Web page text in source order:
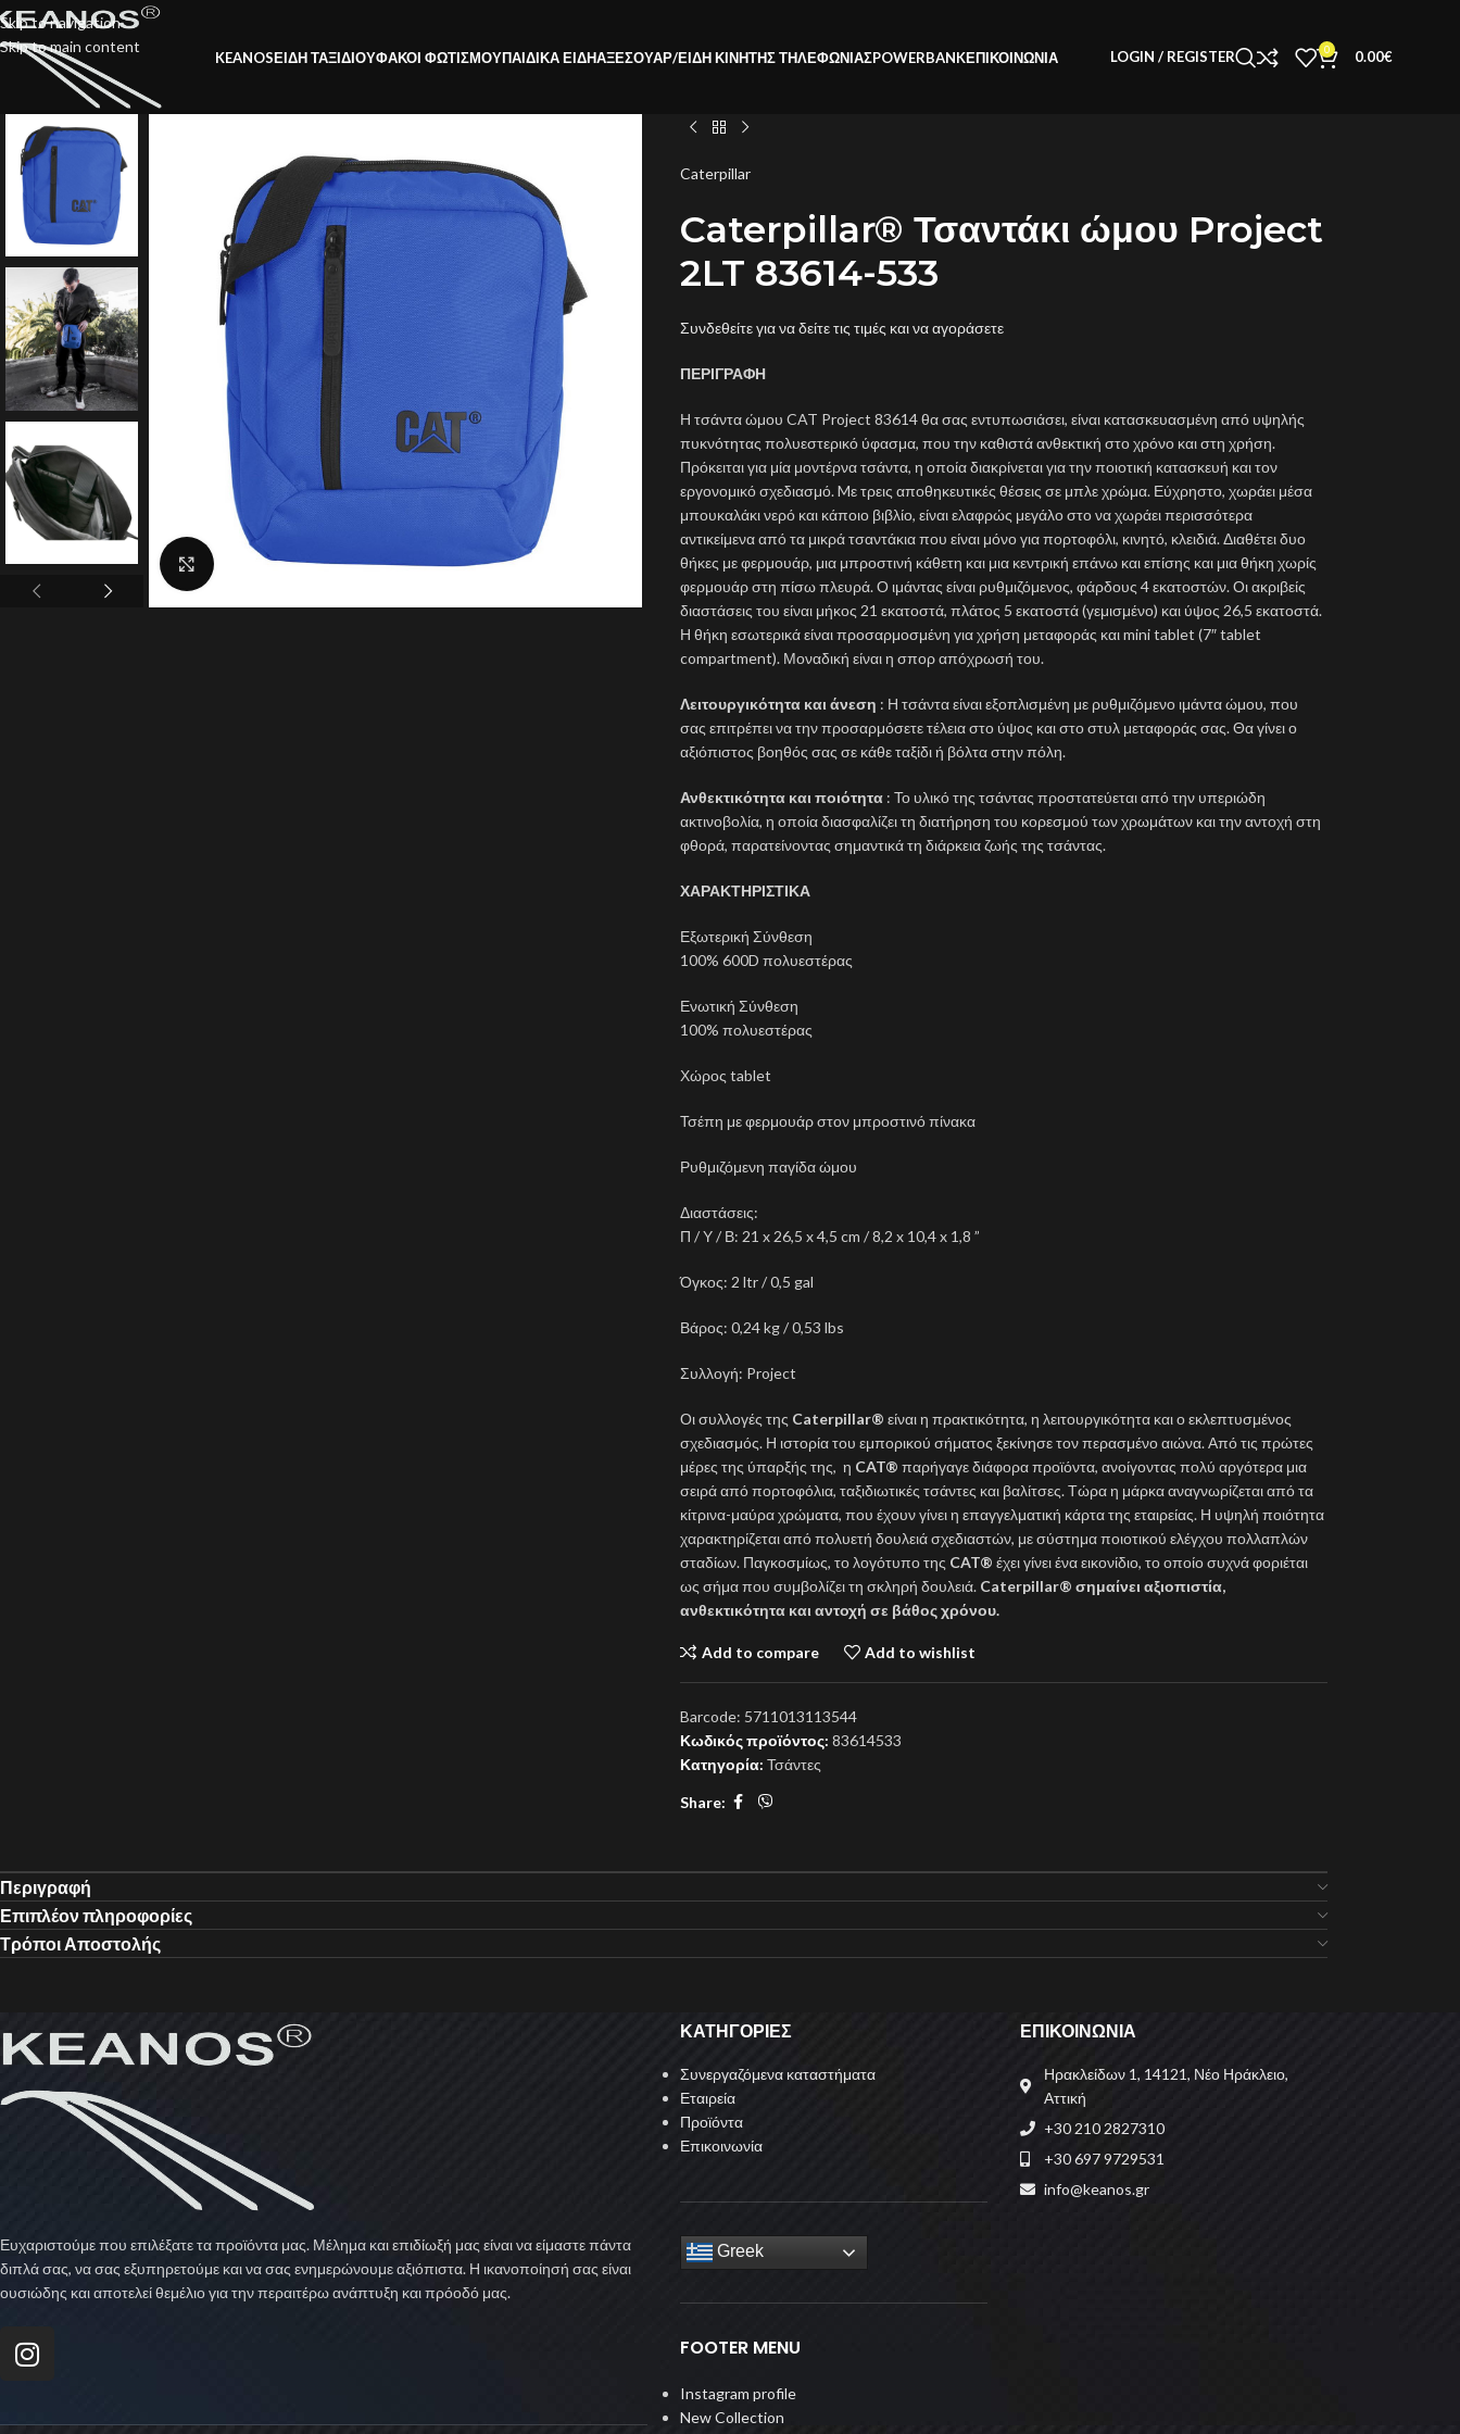
Skip to navigation
Skip to main content
KEANOSΕΙΔΗ ΤΑΞΙΔΙΟΥΦΑΚΟΙ ΦΩΤΙΣΜΟΥΠΑΙΔΙΚΑ ΕΙΔΗΑΞΕΣΟΥΑΡ/ΕΙΔΗ ΚΙΝΗΤΗΣ ΤΗΛΕΦΩΝΙΑΣPOWERBANKΕΠΙΚΟΙΝΩΝΊΑ LOGIN / REGISTER 0 0.00€
Click to enlarge
Caterpillar
Caterpillar® Τσαντάκι ώμου Project
2LT 83614-533
Συνδεθείτε για να δείτε τις τιμές και να αγοράσετε
ΠΕΡΙΓΡΑΦΗ
Η τσάντα ώμου CAT Project 83614 θα σας εντυπωσιάσει, είναι κατασκευασμένη από υψηλής
πυκνότητας πολυεστερικό ύφασμα, που την καθιστά ανθεκτική στο χρόνο και στη χρήση.
Πρόκειται για μία μοντέρνα τσάντα, η οποία διακρίνεται για την ποιοτική κατασκευή και τον
εργονομικό σχεδιασμό. Mε τρεις αποθηκευτικές θέσεις σε μπλε χρώμα. Εύχρηστο, χωράει μέσα
μπουκαλάκι νερό και κάποιο βιβλίο, είναι ελαφρώς μεγάλο στο να χωράει περισσότερα
αντικείμενα από τα μικρά τσαντάκια που είναι μόνο για πορτοφόλι, κινητό, κλειδιά. Διαθέτει δυο
θήκες με φερμουάρ, μια μπροστινή κάθετη και μια κεντρική επάνω και επίσης και μια θήκη χωρίς
φερμουάρ στη πίσω πλευρά. Ο ιμάντας είναι ρυθμιζόμενος, φάρδους 4 εκατοστών. Οι ακριβείς
διαστάσεις του είναι μήκος 21 εκατοστά, πλάτος 5 εκατοστά (γεμισμένο) και ύψος 26,5 εκατοστά.
Η θήκη εσωτερικά είναι προσαρμοσμένη για χρήση μεταφοράς και mini tablet (7″ tablet
compartment). Μοναδική είναι η σπορ απόχρωσή του.
Λειτουργικότητα και άνεση : Η τσάντα είναι εξοπλισμένη με ρυθμιζόμενο ιμάντα ώμου, που
σας επιτρέπει να την προσαρμόσετε τέλεια στο ύψος και στο στυλ μεταφοράς σας. Θα γίνει ο
αξιόπιστος βοηθός σας σε κάθε ταξίδι ή βόλτα στην πόλη.
Ανθεκτικότητα και ποιότητα: Το υλικό της τσάντας προστατεύεται από την υπεριώδη
ακτινοβολία, η οποία διασφαλίζει τη διατήρηση του κορεσμού των χρωμάτων και την αντοχή στη
φθορά, παρατείνοντας σημαντικά τη διάρκεια ζωής της τσάντας.
ΧΑΡΑΚΤΗΡΙΣΤΙΚΑ
Εξωτερική Σύνθεση
100% 600D πολυεστέρας
Ενωτική Σύνθεση
100% πολυεστέρας
Χώρος tablet
Τσέπη με φερμουάρ στον μπροστινό πίνακα
Ρυθμιζόμενη παγίδα ώμου
Διαστάσεις:
Π / Υ / Β: 21 x 26,5 x 4,5 cm / 8,2 x 10,4 x 1,8 ”
Όγκος: 2 ltr / 0,5 gal
Βάρος: 0,24 kg / 0,53 lbs
Συλλογή: Project
Οι συλλογές της Caterpillar® είναι η πρακτικότητα, η λειτουργικότητα και ο εκλεπτυσμένος
σχεδιασμός. Η ιστορία του εμπορικού σήματος ξεκίνησε τον περασμένο αιώνα. Από τις πρώτες
μέρες της ύπαρξής της, η CAT® παρήγαγε διάφορα προϊόντα, ανοίγοντας πολύ αργότερα μια
σειρά από πορτοφόλια, ταξιδιωτικές τσάντες και βαλίτσες. Τώρα η μάρκα αναγνωρίζεται από τα
κίτρινα-μαύρα χρώματα, που έχουν γίνει η επαγγελματική κάρτα της εταιρείας. Η υψηλή ποιότητα
χαρακτηρίζεται από πολυετή δουλειά σχεδιαστών, με σύστημα ποιοτικού ελέγχου πολλαπλών
σταδίων. Παγκοσμίως, το λογότυπο της CAT® έχει γίνει ένα εικονίδιο, το οποίο συχνά φοριέται
ως σήμα που συμβολίζει τη σκληρή δουλειά. Caterpillar® σημαίνει αξιοπιστία,
ανθεκτικότητα και αντοχή σε βάθος χρόνου.
Add to compare Add to wishlist
Barcode: 5711013113544
Κωδικός προϊόντος: 83614533
Κατηγορία: Τσάντες
Share:
Περιγραφή
Επιπλέον πληροφορίες
Τρόποι Αποστολής
Ευχαριστούμε που επιλέξατε τα προϊόντα μας. Μέλημα και επιδίωξή μας είναι να είμαστε πάντα
διπλά σας, να σας εξυπηρετούμε και να σας ενημερώνουμε αξιόπιστα. Η ικανοποίησή σας είναι
ουσιώδης και αποτελεί θεμέλιο για την περαιτέρω ανάπτυξη και πρόοδό μας.
ΚΑΤΗΓΟΡΙΕΣ
Συνεργαζόμενα καταστήματα
Εταιρεία
Προϊόντα
Επικοινωνία
Greek
FOOTER MENU
Instagram profile
New Collection
ΕΠΙΚΟΙΝΩΝΙΑ
Ηρακλείδων 1, 14121, Νέο Ηράκλειο,
Αττική
+30 210 2827310
+30 697 9729531
info@keanos.gr